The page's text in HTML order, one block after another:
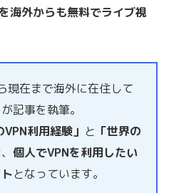
海外からも無料でライブ視
現在まで海外に在住して
記事を執筆。
利用経験」 と 「世界の
個人でVPNを利用したい
となっています。